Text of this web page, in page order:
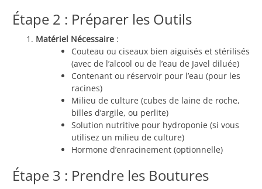
Étape 2 : Préparer les Outils
Matériel Nécessaire :
Couteau ou ciseaux bien aiguisés et stérilisés
(avec de l’alcool ou de l’eau de Javel diluée)
Contenant ou réservoir pour l’eau (pour les
racines)
Milieu de culture (cubes de laine de roche,
billes d’argile, ou perlite)
Solution nutritive pour hydroponie (si vous
utilisez un milieu de culture)
Hormone d’enracinement (optionnelle)
Étape 3 : Prendre les Boutures